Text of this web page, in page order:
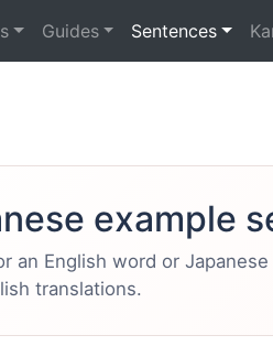
Guides Sentences
example
an English word or
translations.